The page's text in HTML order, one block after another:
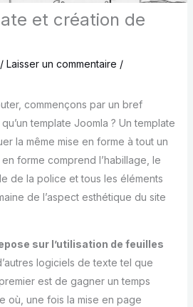
et création de
/ Laisser un commentaire /
commençons par un bref
template Joomla ? Un template
la même mise en forme à tout un
forme comprend l’habillage, le
de la police et tous les éléments
de l’aspect esthétique du site
sur l’utilisation de feuilles
logiciels de texte tel que
est de gagner un temps
où, une fois la mise en page